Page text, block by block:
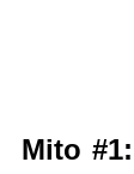
Mito #1